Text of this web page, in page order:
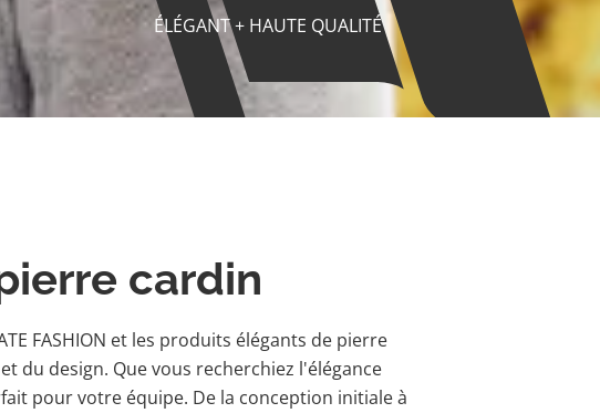
ÉLÉGANT + HAUTE QUALITÉ
cardin
FASHION et les produits élégants de pierre
du design. Que vous recherchiez l'élégance
pour votre équipe. De la conception initiale à